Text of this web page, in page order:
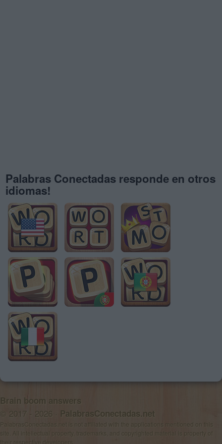
Palabras Conectadas responde en otros
idiomas!
Brain boom answers
© 2017 - 2026 · PalabrasConectadas.net
PalabrasConectadas.net is not affiliated with the applications mentioned on this
site. All intellectual property, trademarks, and copyrighted material is property of